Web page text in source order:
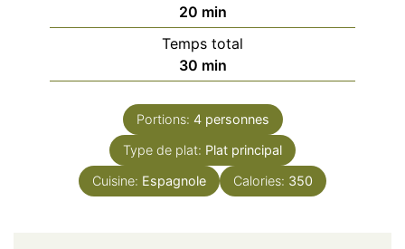
20minutes
min
Temps total
30minutes
min
Portions: 4 personnes
Type de plat: Plat principal
Cuisine: Espagnole Calories: 350